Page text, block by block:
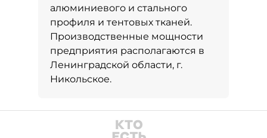
алюминиевого и стального
профиля и тентовых тканей.
Производственные мощности
предприятия располагаются в
Ленинградской области, г.
Никольское.